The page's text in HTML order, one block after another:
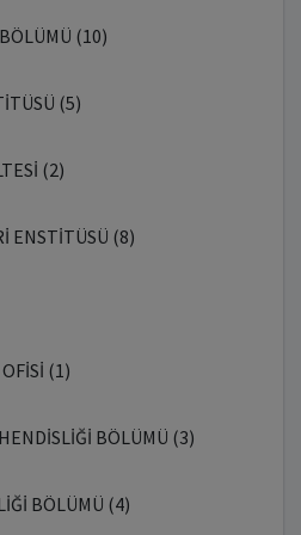
(10)
(5)
(2)
ENSTİTÜSÜ (8)
(1)
BÖLÜMÜ (3)
BÖLÜMÜ (4)